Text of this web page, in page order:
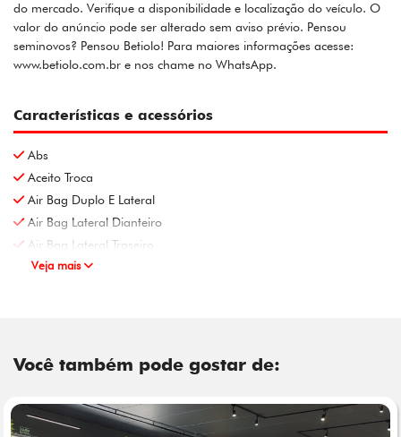
do mercado. Verifique a disponibilidade e localização do veículo. O
valor do anúncio pode ser alterado sem aviso prévio. Pensou
seminovos? Pensou Betiolo! Para maiores informações acesse:
www.betiolo.com.br e nos chame no WhatsApp.
Características e acessórios
Abs
Aceito Troca
Air Bag Duplo E Lateral
Air Bag Lateral Dianteiro
Air Bag Lateral Traseiro
Veja mais
Você também pode gostar de: